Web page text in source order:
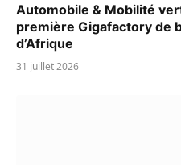
Automobile & Mobilité
première Gigafactory de
d’Afrique
31 juillet 2026